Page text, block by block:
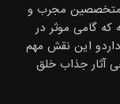
متخصصین مجرب و
که گامی موثر در
این نقش مهم
آثار جذاب خلق